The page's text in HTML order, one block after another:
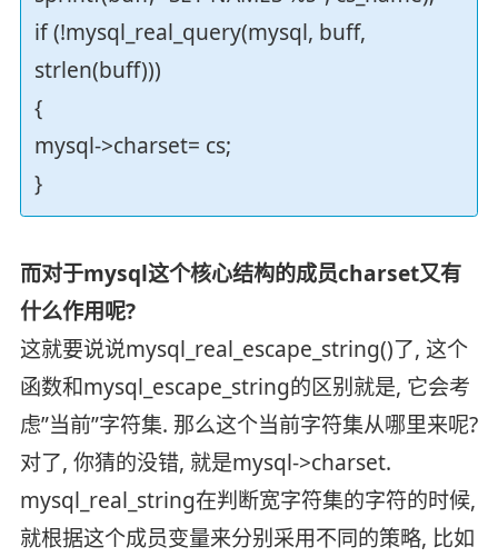
if (!mysql_real_query(mysql, buff,
strlen(buff)))
{
mysql->charset= cs;
}
而对于mysql这个核心结构的成员charset又有
什么作用呢?
这就要说说mysql_real_escape_string()了, 这个
函数和mysql_escape_string的区别就是, 它会考
虑”当前”字符集. 那么这个当前字符集从哪里来呢?
对了, 你猜的没错, 就是mysql->charset.
mysql_real_string在判断宽字符集的字符的时候,
就根据这个成员变量来分别采用不同的策略, 比如